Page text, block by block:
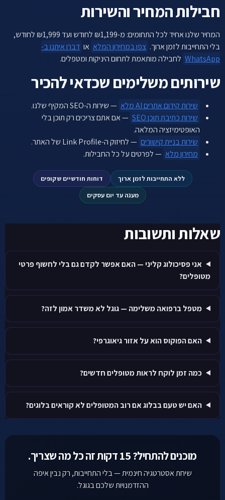
חבילות המחיר והשירות
המחיר שלנו אחיד לכל התחומים: מ-₪1,199 לחודש ועד ₪1,999 לחודש,
בלי התחייבות לזמן ארוך. צפו במחירון המלא או דברו איתנו ב-
WhatsApp לחבילה מותאמת לתחום היניקות ומטפלים.
שירותים משלימים שכדאי להכיר
שירות קידום אתרים AI מלא
— שירות ה-SEO המקיף שלנו.
שירות כתיבת תוכן SEO
— אם אתם צריכים רק תוכן בלי
האופטימיזציה המלאה.
שירות בניית קישורים — לחיזוק ה-Link Profile של האתר.
מחירון מלא — לפרטים על כל החבילות.
ללא התחייבות לזמן ארוך
דוחות חודשיים שקופים
מענה עד יום עסקים
שאלות ותשובות
אני פסיכולוג קליני — האם אפשר לקדם גם בלי לחשוף פרטי
מטופלים?
מטפל ברפואה משלימה — גוגל לא משדר אמון לזה?
האם הפוקוס הוא על אזור גיאוגרפי?
כמה זמן לוקח לראות מטופלים חדשים?
האם יש טעם בבלוג אם רוב המטופלים לא קוראים בלוגים?
מוכנים להתחיל? 15 דקות זה כל מה שצריך.
שיחת אסטרטגיה חינמית — בלי התחייבות, רק נבין איפה
ההזדמנויות שלכם בגוגל.